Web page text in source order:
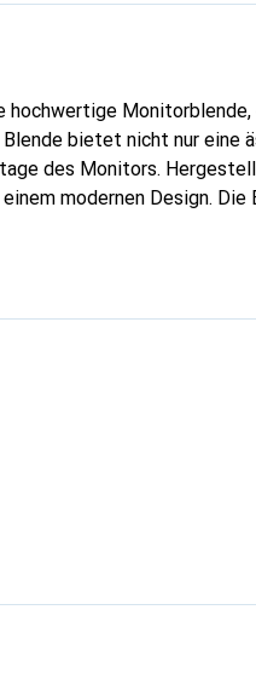
hochwertige
bietet nicht nur eine
des Monitors.
modernen Design.
wo Touchscreen-
Funktionalität legen.